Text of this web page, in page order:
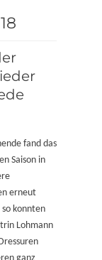
fand das
Saison in
erneut
konnten
Lohmann